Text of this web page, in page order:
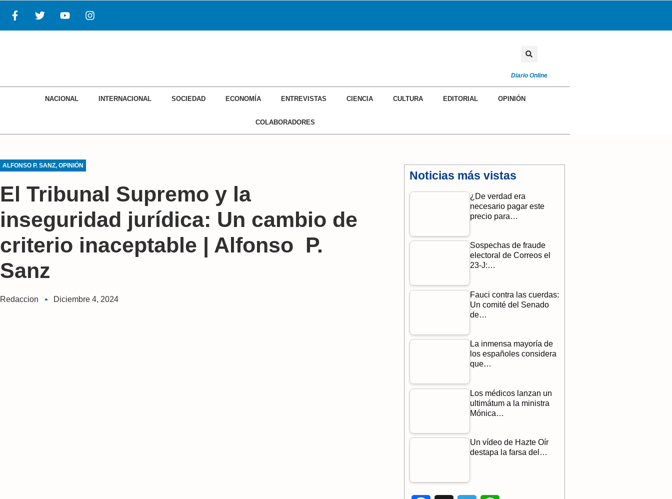
Diario Online
NACIONAL INTERNACIONAL SOCIEDAD ECONOMÍA ENTREVISTAS CIENCIA CULTURA EDITORIAL OPINIÓN
COLABORADORES
ALFONSO P. SANZ, OPINIÓN
El Tribunal Supremo y la
inseguridad jurídica: Un cambio de
criterio inaceptable | Alfonso P.
Sanz
Redaccion Diciembre 4, 2024
Noticias más vistas
¿De verdad era
necesario pagar este
precio para…
Sospechas de fraude
electoral de Correos el
23-J:…
Fauci contra las cuerdas:
Un comité del Senado
de…
La inmensa mayoría de
los españoles considera
que…
Los médicos lanzan un
ultimátum a la ministra
Mónica…
Un vídeo de Hazte Oír
destapa la farsa del…